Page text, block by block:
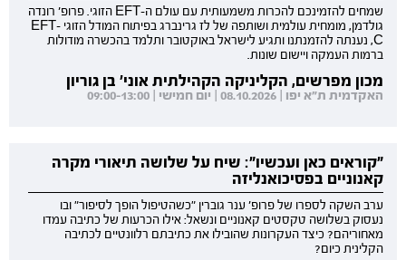
שמחים להזמינכם להכרות משמעותית עם עולם ה-EFT הזוגי. פרופ' רונדה
גולדמן, מומחית עולמית ושותפה של לז גרינברג בפיתוח המודל הזוגי EFT-
C, נענתה להזמנתנו ותגיע לישראל באוקטובר ותלמד בהכשרה מודולות
ברמות העמקה ויישום שונות.
מכון מפרשים, הקליניקה הקהילתית אוני' בן גוריון
האקדמית ת"א יפו | 08.10.2026 | יום חמישי | 09:00-13:00
"קוראים כאן ועכשיו": שיח על שלושה תיאורי מקרה
קאנוניים בפסיכואנליזה
ערב השקה לספרו של פרופ' ענר גוברין "כשהטיפול הופך לסיפור" ובו
נעסוק בשלושה טקסטים קאנוניים ונשאל: אילו הכרעות של כתיבה עמדו
מאחוריהם? כיצד העקרונות שהובילו את כתיבתם רלוונטיים לכתיבה
הקלינית כיום?